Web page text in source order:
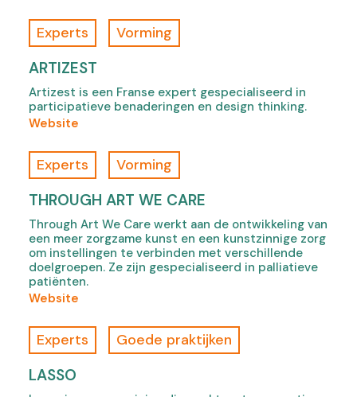
B
s
B
)
,
o
n
s
i
n
n
e
w
t
)
p
e
n
s
i
n
e
w
t
a
b
)
f
A
e
q
u
a
c
o
n
s
u
l
t
i
n
,
o
p
Experts Vorming
ARTIZEST
Artizest is een Franse expert gespecialiseerd in
participatieve benaderingen en design thinking.
Website
f
A
r
t
i
z
e
s
o
p
Experts Vorming
THROUGH ART WE CARE
Through Art We Care werkt aan de ontwikkeling van
een meer zorgzame kunst en een kunstzinnige zorg
om instellingen te verbinden met verschillende
doelgroepen. Ze zijn gespecialiseerd in palliatieve
patiënten.
Website
f
T
Experts Goede praktijken
LASSO